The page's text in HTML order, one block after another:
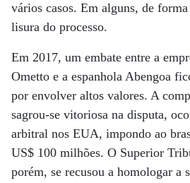
vários casos. Em alguns, de
lisura do processo.
Em 2017, um embate entre a
Ometto e a espanhola Abengoa
por envolver altos valores. A
sagrou-se vitoriosa na disputa,
arbitral nos EUA, impondo ao
US$ 100 milhões. O Superior
porém, se recusou a homologar a